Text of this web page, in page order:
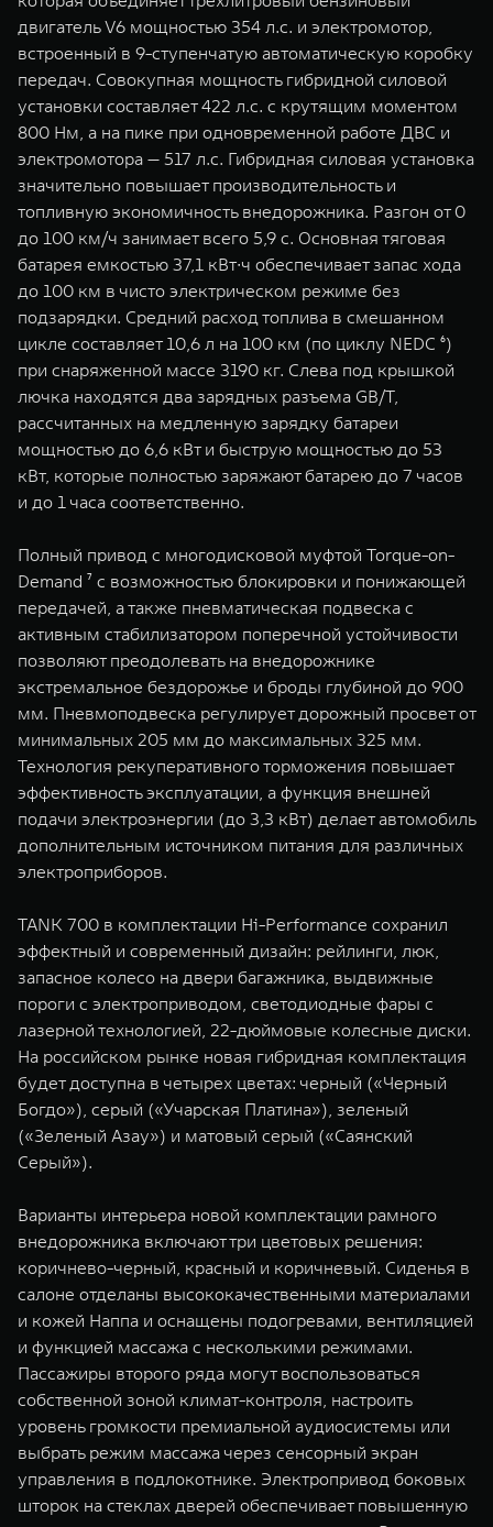
двигатель V6 мощностью 354 л.с. и электромотор,
встроенный в 9-ступенчатую автоматическую коробку
передач. Совокупная мощность гибридной силовой
установки составляет 422 л.с. с крутящим моментом
800 Нм, а на пике при одновременной работе ДВС и
электромотора — 517 л.с. Гибридная силовая установка
значительно повышает производительность и
топливную экономичность внедорожника. Разгон от 0
до 100 км/ч занимает всего 5,9 с. Основная тяговая
батарея емкостью 37,1 кВт∙ч обеспечивает запас хода
до 100 км в чисто электрическом режиме без
подзарядки. Средний расход топлива в смешанном
цикле составляет 10,6 л на 100 км (по циклу NEDC ⁶)
при снаряженной массе 3190 кг. Cлева под крышкой
лючка находятся два зарядных разъема GB/T,
рассчитанных на медленную зарядку батареи
мощностью до 6,6 кВт и быструю мощностью до 53
кВт, которые полностью заряжают батарею до 7 часов
и до 1 часа соответственно.
Полный привод с многодисковой муфтой Torque-on-
Demand ⁷ с возможностью блокировки и понижающей
передачей, а также пневматическая подвеска с
активным стабилизатором поперечной устойчивости
позволяют преодолевать на внедорожнике
экстремальное бездорожье и броды глубиной до 900
мм. Пневмоподвеска регулирует дорожный просвет от
минимальных 205 мм до максимальных 325 мм.
Технология рекуперативного торможения повышает
эффективность эксплуатации, а функция внешней
подачи электроэнергии (до 3,3 кВт) делает автомобиль
дополнительным источником питания для различных
электроприборов.
TANK 700 в комплектации Hi-Performance сохранил
эффектный и современный дизайн: рейлинги, люк,
запасное колесо на двери багажника, выдвижные
пороги с электроприводом, светодиодные фары с
лазерной технологией, 22-дюймовые колесные диски.
На российском рынке новая гибридная комплектация
будет доступна в четырех цветах: черный («Черный
Богдо»), серый («Учарская Платина»), зеленый
(«Зеленый Азау») и матовый серый («Саянский
Серый»).
Варианты интерьера новой комплектации рамного
внедорожника включают три цветовых решения:
коричнево-черный, красный и коричневый. Сиденья в
салоне отделаны высококачественными материалами
и кожей Наппа и оснащены подогревами, вентиляцией
и функцией массажа с несколькими режимами.
Пассажиры второго ряда могут воспользоваться
собственной зоной климат-контроля, настроить
уровень громкости премиальной аудиосистемы или
выбрать режим массажа через сенсорный экран
управления в подлокотнике. Электропривод боковых
шторок на стеклах дверей обеспечивает повышенную